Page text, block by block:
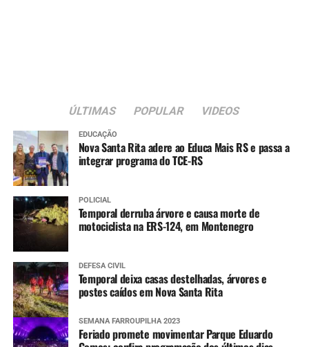
ÚLTIMAS POPULAR VIDEOS
EDUCAÇÃO
Nova Santa Rita adere ao Educa Mais RS e passa a
integrar programa do TCE-RS
POLICIAL
Temporal derruba árvore e causa morte de
motociclista na ERS-124, em Montenegro
DEFESA CIVIL
Temporal deixa casas destelhadas, árvores e
postes caídos em Nova Santa Rita
SEMANA FARROUPILHA 2023
Feriado promete movimentar Parque Eduardo